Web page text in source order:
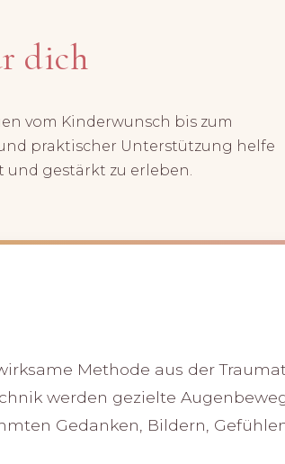
dich
vom Kinderwunsch bis zum
praktischer Unterstützung helfe
und gestärkt zu erleben.
Methode aus der
werden gezielte
Gedanken, Bildern,